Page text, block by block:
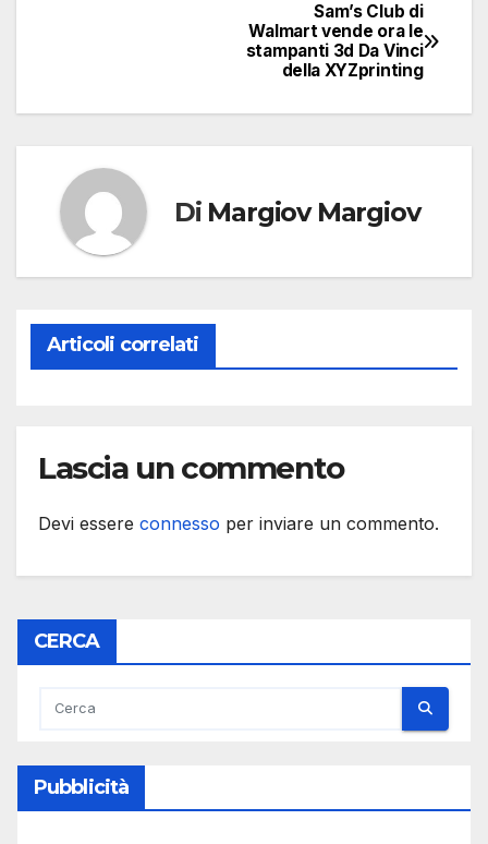
Navigazione
Sam’s Club di
Walmart vende ora le
stampanti 3d Da Vinci
della XYZprinting
Di Margiov Margiov
Articoli correlati
Lascia un commento
Devi essere connesso per inviare un commento.
CERCA
Pubblicità